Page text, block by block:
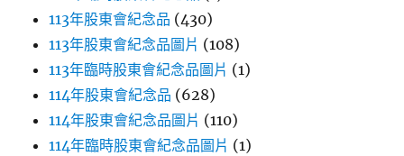
113年股東會紀念品 (430)
113年股東會紀念品圖片 (108)
113年臨時股東會紀念品圖片 (1)
114年股東會紀念品 (628)
114年股東會紀念品圖片 (110)
114年臨時股東會紀念品圖片 (1)